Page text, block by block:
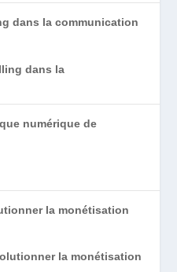
dans la communication
numérique de
la monétisation